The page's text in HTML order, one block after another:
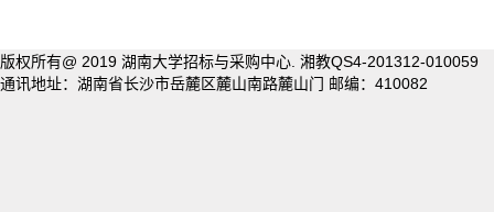
版权所有@ 2019 湖南大学招标与采购中心. 湘教QS4-201312-010059
通讯地址：湖南省长沙市岳麓区麓山南路麓山门 邮编：410082